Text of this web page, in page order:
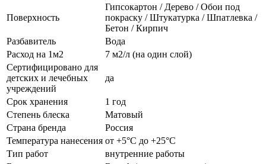
Поверхность
Гипсокартон / Дерево / Обои под
покраску / Штукатурка / Шпатлевка /
Бетон / Кирпич
Разбавитель
Вода
Расход на 1м2
7 м2/л (на один слой)
Сертифицировано для
детских и лечебных
учреждений
да
Срок хранения
1 год
Степень блеска
Матовый
Страна бренда
Россия
Температура нанесения от +5°С до +25°С
Тип работ
внутренние работы